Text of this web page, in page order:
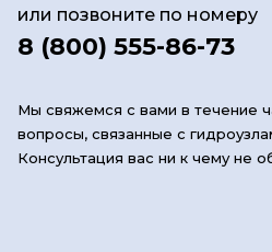
или позвоните по номеру
8 (800) 555-86-73
Мы свяжемся с вами в течение
вопросы, связанные с
Консультация вас ни к чему не